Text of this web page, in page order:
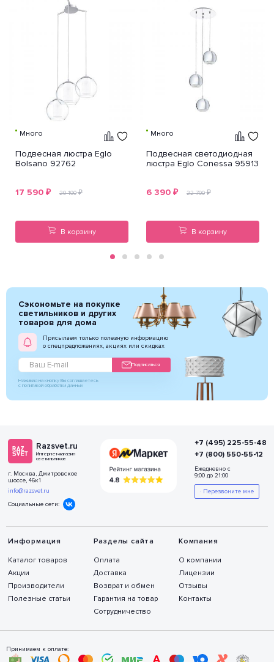
Много
Подвесная люстра Eglo
Bolsano 92762
17 590 ₽ 20 190₽
В корзину
Много
Подвесная светодиодная
люстра Eglo Conessa 95913
6 390 ₽ 22 790₽
В корзину
Сэкономьте на покупке
светильников и других
товаров для дома
Присылаем только полезную информацию
о спецпредложениях, акциях или скидках
Подписаться
Нажимая на кнопку Вы соглашаетесь
с политикой обработки данных
Razsvet.ru
Интернет-магазин
светильников
г. Москва, Дмитровское
шоссе, 46к1
info@razsvet.ru
Социальные сети:
Информация
Каталог товаров
Акции
Производители
Полезные статьи
Разделы сайта
Оплата
Доставка
Возврат и обмен
Гарантия на товар
Сотрудничество
Компания
О компании
Лицензии
Отзывы
Контакты
+7 (495) 225-55-48
+7 (800) 550-55-12
Ежедневно с
9:00 до 21:00
Перезвоните мне
Принимаем к оплате: